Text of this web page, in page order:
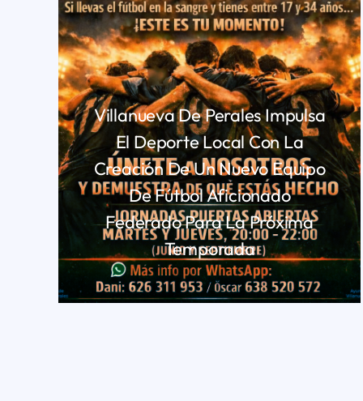
Villanueva De Perales Impulsa
El Deporte Local Con La
Creación De Un Nuevo Equipo
De Fútbol Aficionado
Federado Para La Próxima
Temporada
LEER MÁS